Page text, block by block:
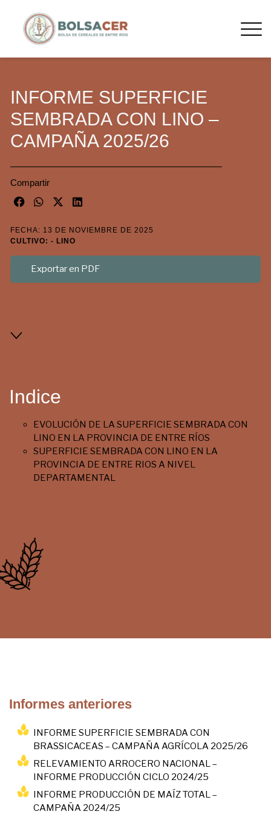
INFORME SUPERFICIE
SEMBRADA CON LINO –
CAMPAÑA 2025/26
Compartir
FECHA: 13 DE NOVIEMBRE DE 2025
CULTIVO: - LINO
Exportar en PDF
Indice
EVOLUCIÓN DE LA SUPERFICIE SEMBRADA CON
LINO EN LA PROVINCIA DE ENTRE RÍOS
SUPERFICIE SEMBRADA CON LINO EN LA
PROVINCIA DE ENTRE RIOS A NIVEL
DEPARTAMENTAL
Informes anteriores
INFORME SUPERFICIE SEMBRADA CON
BRASSICACEAS – CAMPAÑA AGRÍCOLA 2025/26
RELEVAMIENTO ARROCERO NACIONAL –
INFORME PRODUCCIÓN CICLO 2024/25
INFORME PRODUCCIÓN DE MAÍZ TOTAL –
CAMPAÑA 2024/25